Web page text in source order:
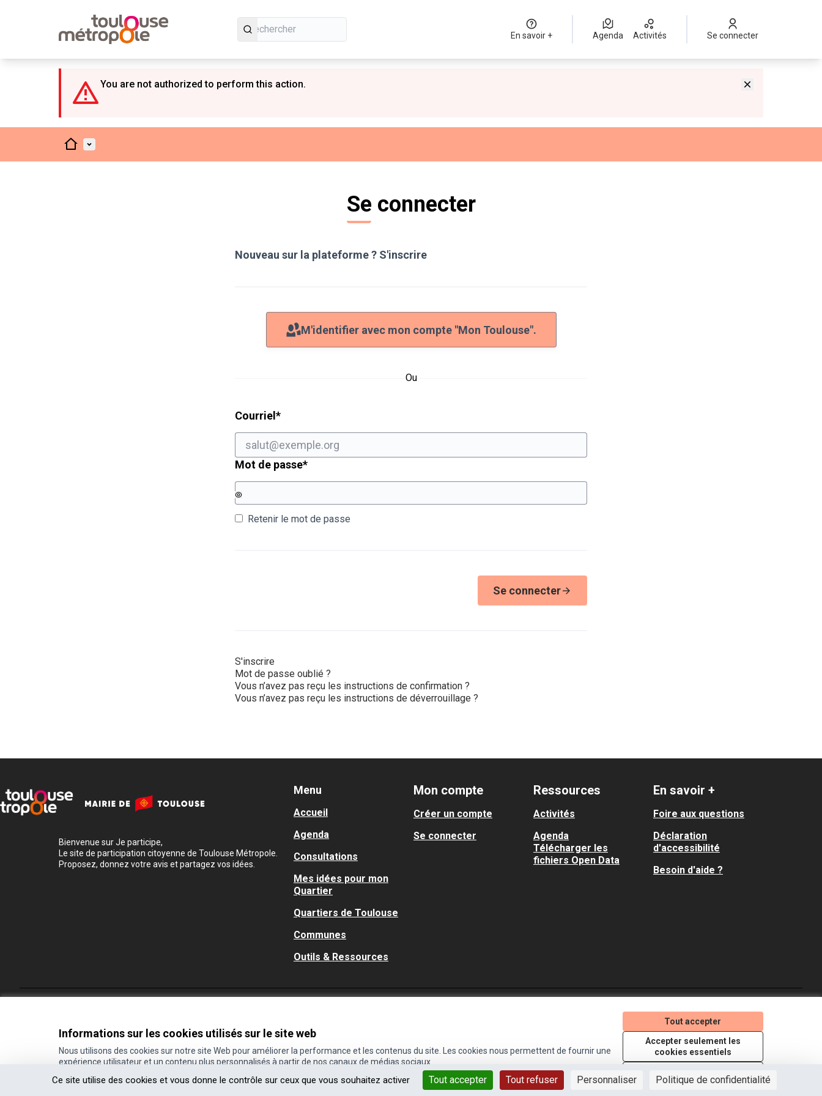
Ce site utilise des cookies et vous donne le contrôle sur ceux que vous souhaitez activer Tout accepter Tout refuser Personnaliser Politique de confidentialité
Informations sur les cookies utilisés sur le site web
Nous utilisons des cookies sur notre site Web pour améliorer la performance et les contenus du site. Les cookies nous permettent de fournir une
expérience utilisateur et un contenu plus personnalisés à partir de nos canaux de médias sociaux.
Tout accepter
Accepter seulement les
cookies essentiels
En savoir + Agenda Activités Se connecter
You are not authorized to perform this action.
AccueilMenu principal
Se connecter
Nouveau sur la plateforme ? S'inscrire
M'identifier avec mon compte "Mon Toulouse".
Ou
Courriel *Champ obligatoire
Mot de passe*Champ obligatoire
Retenir le mot de passe
Se connecter
S'inscrire
Mot de passe oublié ?
Vous n’avez pas reçu les instructions de confirmation ?
Vous n’avez pas reçu les instructions de déverrouillage ?
Bienvenue sur Je participe,
Le site de participation citoyenne de Toulouse Métropole.
Proposez, donnez votre avis et partagez vos idées.
Menu
Accueil
Agenda
Consultations
Mes idées pour mon
Quartier
Quartiers de Toulouse
Communes
Outils & Ressources
Mon compte
Créer un compte
Se connecter
Ressources
Activités
Agenda
Télécharger les
fichiers Open Data
En savoir +
Foire aux questions
Déclaration
d'accessibilité
Besoin d'aide ?
(Lien externe)
(Lien externe)
(Lien externe)
(Lien externe)
Site réalisé grâce aulogiciel libre Decidim
(Lien externe)
.
Licence Creative
(Lien externe)